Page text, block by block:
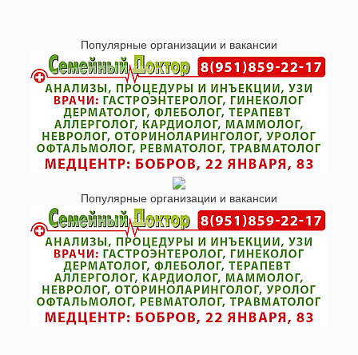
Популярные организации и вакансии
Популярные организации и вакансии